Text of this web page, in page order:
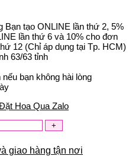
Bạn tạo ONLINE lần thứ 2, 5%
lần thứ 6 và 10% cho đơn
12 (Chỉ áp dụng tại Tp. HCM)
63/63 tỉnh
bạn không hài lòng
Hoa Qua Zalo
giao hàng tận nơi